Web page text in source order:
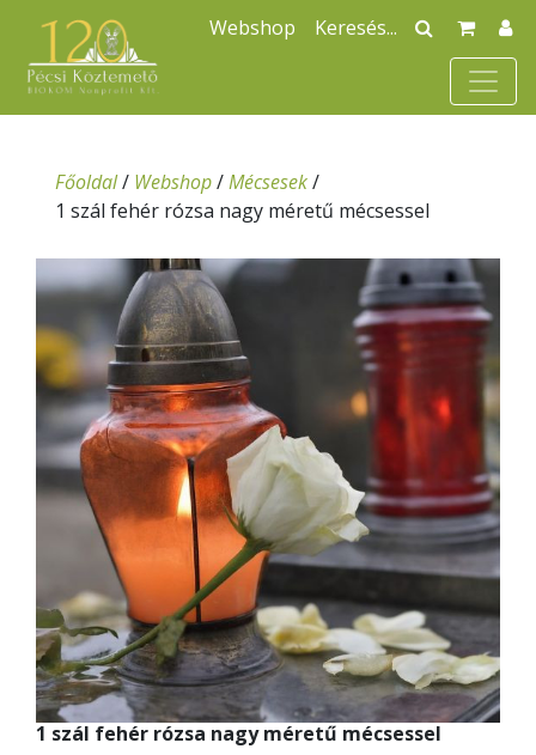
Webshop
Főoldal/ Webshop/Mécsesek/
1 szál fehér rózsa nagy méretű mécsessel
1 szál fehér rózsa nagy méretű mécsessel